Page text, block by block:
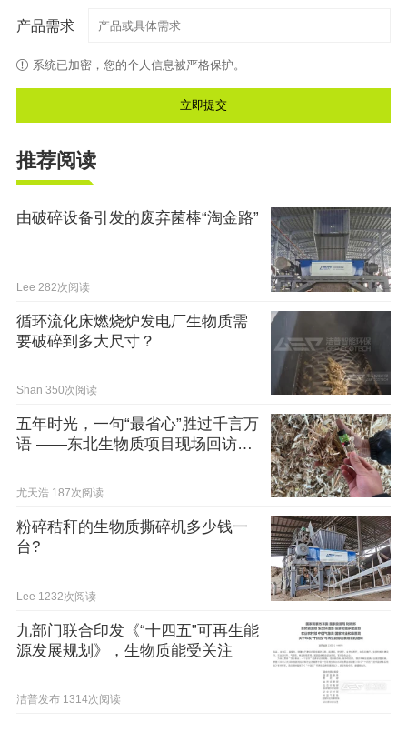
产品需求
系统已加密，您的个人信息被严格保护。
推荐阅读
由破碎设备引发的废弃菌棒“淘金路”
Lee 282次阅读
循环流化床燃烧炉发电厂生物质需
要破碎到多大尺寸？
Shan 350次阅读
五年时光，一句“最省心”胜过千言万
语 ——东北生物质项目现场回访纪
尤天浩 187次阅读
粉碎秸秆的生物质撕碎机多少钱一
台?
Lee 1232次阅读
九部门联合印发《“十四五”可再生能
源发展规划》，生物质能受关注
洁普发布 1314次阅读